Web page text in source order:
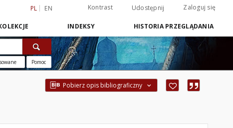
PL EN Kontrast Udostępnij Zaloguj się
INDEKSY HISTORIA PRZEGLĄDANIA
Pomoc
Pobierz opis bibliograficzny